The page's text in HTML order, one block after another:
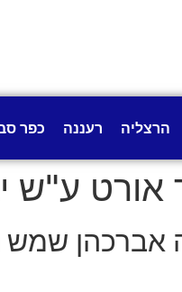
הרצליה רעננה כפר
אורט ע"ש
שמש